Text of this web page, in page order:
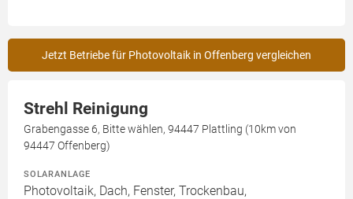
Jetzt Betriebe für Photovoltaik in Offenberg vergleichen
Strehl Reinigung
Grabengasse 6, Bitte wählen, 94447 Plattling (10km von
94447 Offenberg)
SOLARANLAGE
Photovoltaik, Dach, Fenster, Trockenbau,